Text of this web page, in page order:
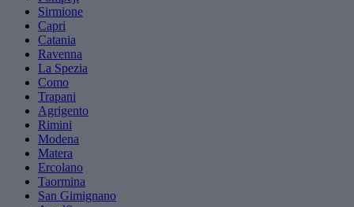
Sirmione
Capri
Catania
Ravenna
La Spezia
Como
Trapani
Agrigento
Rimini
Modena
Matera
Ercolano
Taormina
San Gimignano